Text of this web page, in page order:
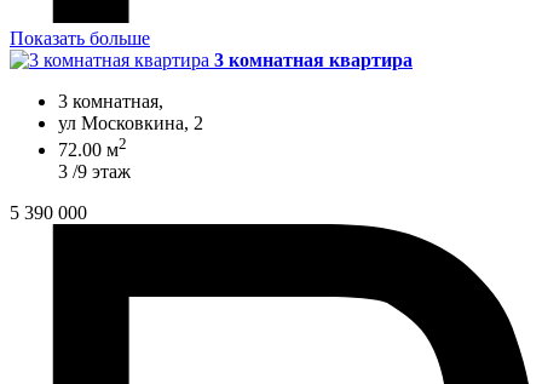
Показать больше
3 комнатная квартира
3 комнатная,
ул Московкина, 2
72.00 м2
3 /9 этаж
5 390 000